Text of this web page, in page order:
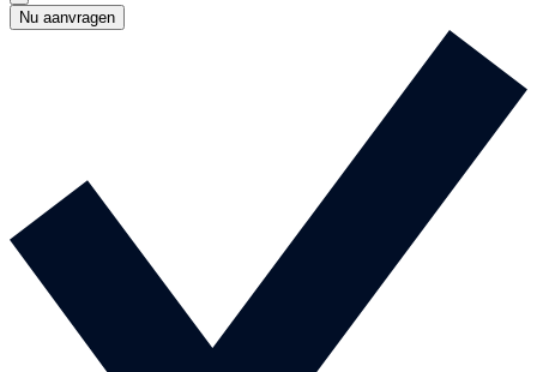
Nu aanvragen